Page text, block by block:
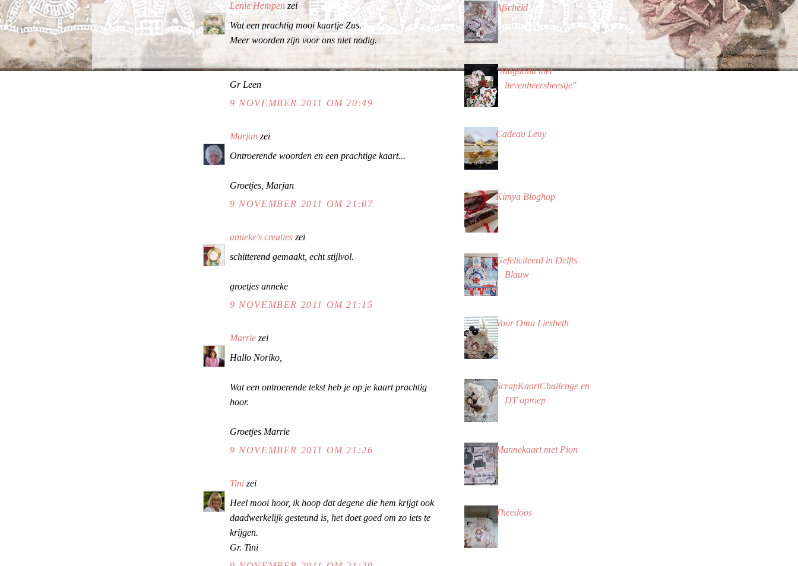
Lenie Hempen zei
Wat een prachtig mooi kaartje Zus.
Meer woorden zijn voor ons niet nodig.
Gr Leen
9 NOVEMBER 2011 OM 20:49
Marjan zei
Ontroerende woorden en een prachtige kaart...
Groetjes, Marjan
9 NOVEMBER 2011 OM 21:07
anneke's creaties zei
schitterend gemaakt, echt stijlvol.
groetjes anneke
9 NOVEMBER 2011 OM 21:15
Marrie zei
Hallo Noriko,
Wat een ontroerende tekst heb je op je kaart prachtig
hoor.
Groetjes Marrie
9 NOVEMBER 2011 OM 21:26
Tini zei
Heel mooi hoor, ik hoop dat degene die hem krijgt ook
daadwerkelijk gesteund is, het doet goed om zo iets te
krijgen.
Gr. Tini
Afscheid
"Magnolia met
lievenheersbeestje"
Cadeau Leny
Kimya Bloghop
Gefeliciteerd in Delfts
Blauw
Voor Oma Liesbeth
ScrapKaartChallenge en
DT oproep
Mannekaart met Pion
Theedoos